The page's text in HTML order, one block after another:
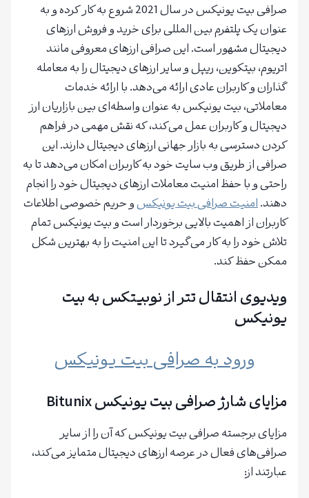
صرافی بیت یونیکس در سال 2021 شروع به کار کرده و به
عنوان یک پلتفرم بین المللی برای خرید و فروش ارزهای
دیجیتال مشهور است. این صرافی ارزهای معروفی مانند
اتریوم، بیتکوین، ریپل و سایر ارزهای دیجیتال را به معامله
گذاران و کاربران عادی ارائه می‌دهد. با ارائه خدمات
معاملاتی، بیت یونیکس به عنوان واسطه‌ای بین بازاریان ارز
دیجیتال و کاربران عمل می‌کند، که نقش مهمی در فراهم
کردن دسترسی به بازار جهانی ارزهای دیجیتال دارند. این
صرافی از طریق وب سایت خود به کاربران امکان می‌دهد تا به
راحتی و با حفظ امنیت معاملات ارزهای دیجیتال خود را انجام
دهند.امنیت صرافی بیت یونیکسو حریم خصوصی اطلاعات
کاربران از اهمیت بالایی برخوردار است و بیت یونیکس تمام
تلاش خود را به کار می‌گیرد تا این امنیت را به بهترین شکل
ممکن حفظ کند.
ویدیوی انتقال تتر از نوبیتکس به بیت
یونیکس
ورود به صرافی بیت یونیکس
مزایای شارژ صرافی بیت یونیکس Bitunix
مزایای برجسته صرافی بیت یونیکس که آن را از سایر
صرافی‌های فعال در عرصه ارزهای دیجیتال متمایز می‌کند،
عبارتند از: